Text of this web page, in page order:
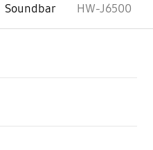
Soundbar HW-J6500